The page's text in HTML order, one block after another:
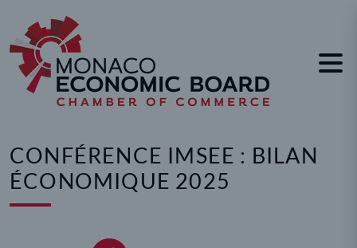
CONFÉRENCE IMSEE : BILAN
ÉCONOMIQUE 2025